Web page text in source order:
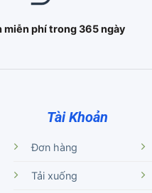
miễn phí trong 365 ngày
Tài Khoản
Đơn hàng
Tải xuống